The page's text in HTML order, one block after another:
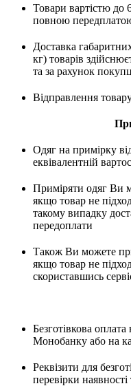
Товари вартістю до
повною
Доставка
кг) товарів
та за рахунок
Відправлення
Одяг на примірку
еквівалентній
Приміряти одяг Ви
якщо товар не
такому випадку
передоплати
Також Ви можете
якщо товар не
скориставшись
Безготівкова
Монобанку або на
Реквізити для
перевірки наявності